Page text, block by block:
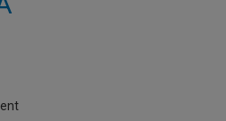
Université permet